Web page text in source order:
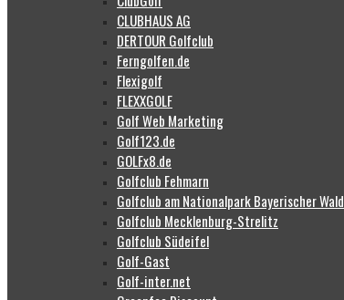
CLUBHAUS AG
DERTOUR Golfclub
Ferngolfen.de
Flexigolf
FLEXXGOLF
Golf Web Marketing
Golf123.de
GOLFx8.de
Golfclub Fehmarn
Golfclub am Nationalpark Bayerischer Wald
Golfclub Mecklenburg-Strelitz
Golfclub Südeifel
Golf-Gast
Golf-inter.net